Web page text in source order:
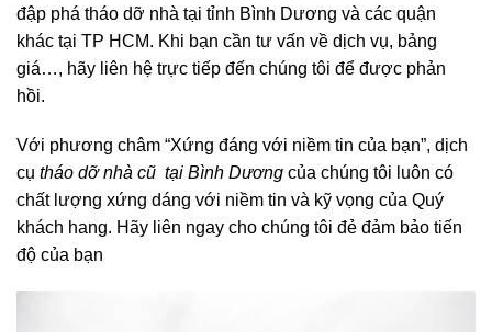
đập phá tháo dỡ nhà tại tỉnh Bình Dương và các quận
khác tại TP HCM. Khi bạn cần tư vấn về dịch vụ, bảng
giá…, hãy liên hệ trực tiếp đến chúng tôi để được phản
hồi.
Với phương châm “Xứng đáng với niềm tin của bạn”, dịch
cụ tháo dỡ nhà cũ tại Bình Dương của chúng tôi luôn có
chất lượng xứng dáng với niềm tin và kỹ vọng của Quý
khách hang. Hãy liên ngay cho chúng tôi đẻ đảm bảo tiến
độ của bạn